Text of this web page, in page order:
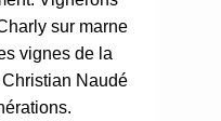
sur marne
vignes de la
Naudé